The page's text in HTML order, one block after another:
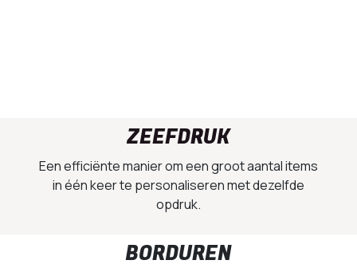
ZEEFDRUK
Een efficiënte manier om een groot aantal items
in één keer te personaliseren met dezelfde
opdruk.
BORDUREN